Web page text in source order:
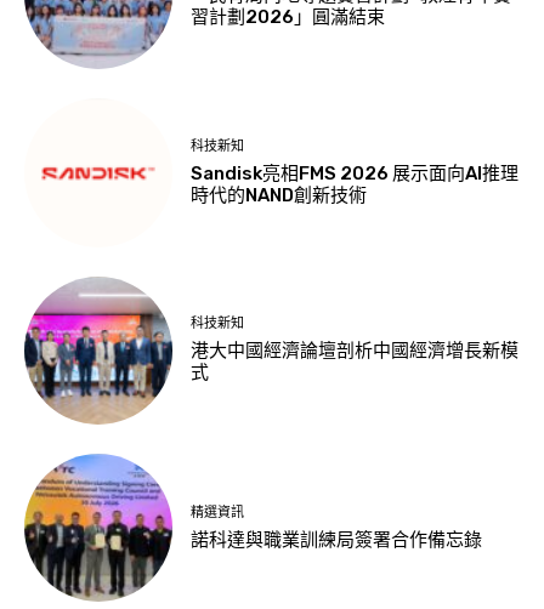
習計劃2026」圓滿結束
科技新知
Sandisk亮相FMS 2026 展示面向AI推理
時代的NAND創新技術
科技新知
港大中國經濟論壇剖析中國經濟增長新模
式
精選資訊
諾科達與職業訓練局簽署合作備忘錄